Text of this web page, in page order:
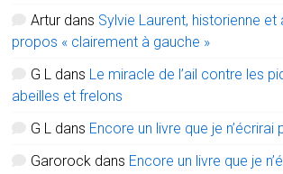
Artur dans Sylvie Laurent, historienne
propos « clairement à gauche »
G L dans Le miracle de l’ail contre les
abeilles et frelons
G L dans Encore un livre que je n’écrirai
Garorock dans Encore un livre que je